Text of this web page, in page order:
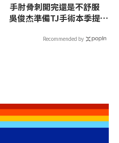
手肘骨刺開完還是不舒服
吳俊杰準備TJ手術本季提前
Recommended by